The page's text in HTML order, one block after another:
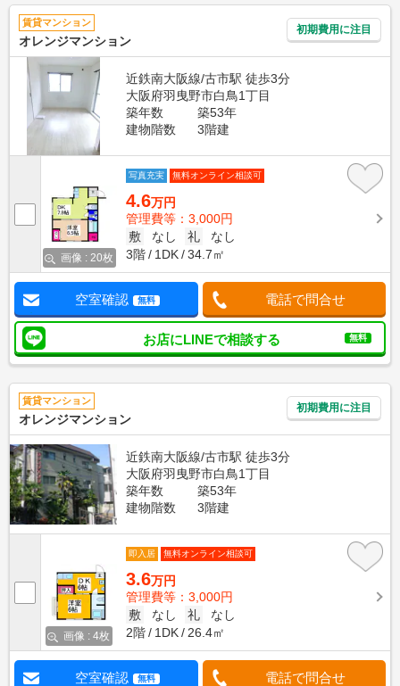
賃貸マンション
オレンジマンション
初期費用に注目
近鉄南大阪線/古市駅 徒歩3分
大阪府羽曳野市白鳥1丁目
築年数
築53年
建物階数
3階建
画像 : 20枚
写真充実 無料オンライン相談可
4.6万円
管理費等：3,000円
敷
なし 礼
なし
3階
1DK 34.7㎡
空室確認 無料 電話で問合せ
お店にLINEで相談する 無料
賃貸マンション
オレンジマンション
初期費用に注目
近鉄南大阪線/古市駅 徒歩3分
大阪府羽曳野市白鳥1丁目
築年数
築53年
建物階数
3階建
画像 : 4枚
即入居 無料オンライン相談可
3.6万円
管理費等：3,000円
敷
なし 礼
なし
2階
1DK 26.4㎡
空室確認 無料 電話で問合せ